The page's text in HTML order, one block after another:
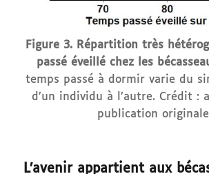
Figure 3. Répartition très
passé éveillé chez les
temps passé à dormir varie du
d’un individu à l’autre. Crédit :
publication
L’avenir appartient aux